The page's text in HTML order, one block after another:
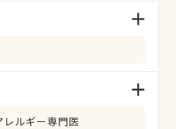
レルギー専門医